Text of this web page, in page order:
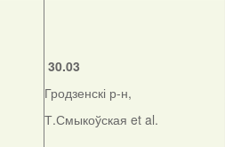
30.03
Гродзенскі р-н,
Т.Смыкоўская et al.